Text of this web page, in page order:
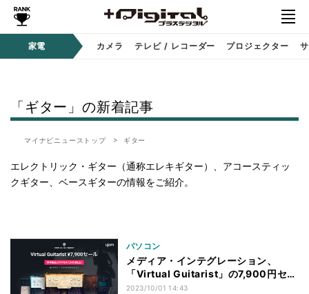
家電 カメラ テレビ / レコーダー プロジェクター
「ギター」の新着記事
マイナビニューストップ ギター
エレクトリック・ギター（通称エレキギター）、アコースティッ
クギター、ベースギターの情報をご紹介。
パソコン
メディア・インテグレーション、
「Virtual Guitarist」の7,900円セー
ル
2023/10/01 14:43